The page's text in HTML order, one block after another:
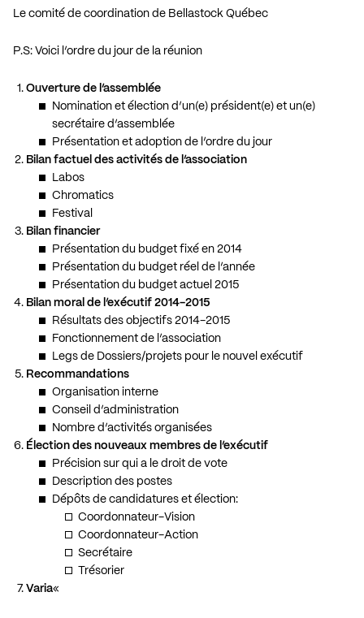
Le comité de coordination de Bellastock Québec
P.S: Voici l’ordre du jour de la réunion
Ouverture de l’assemblée
Nomination et élection d’un(e) président(e) et un(e)
secrétaire d’assemblée
Présentation et adoption de l’ordre du jour
Bilan factuel des activités de l’association
Labos
Chromatics
Festival
Bilan financier
Présentation du budget fixé en 2014
Présentation du budget réel de l’année
Présentation du budget actuel 2015
Bilan moral de l’exécutif 2014-2015
Résultats des objectifs 2014-2015
Fonctionnement de l’association
Legs de Dossiers/projets pour le nouvel exécutif
Recommandations
Organisation interne
Conseil d’administration
Nombre d’activités organisées
Élection des nouveaux membres de l’exécutif
Précision sur qui a le droit de vote
Description des postes
Dépôts de candidatures et élection:
Coordonnateur-Vision
Coordonnateur-Action
Secrétaire
Trésorier
Varia«